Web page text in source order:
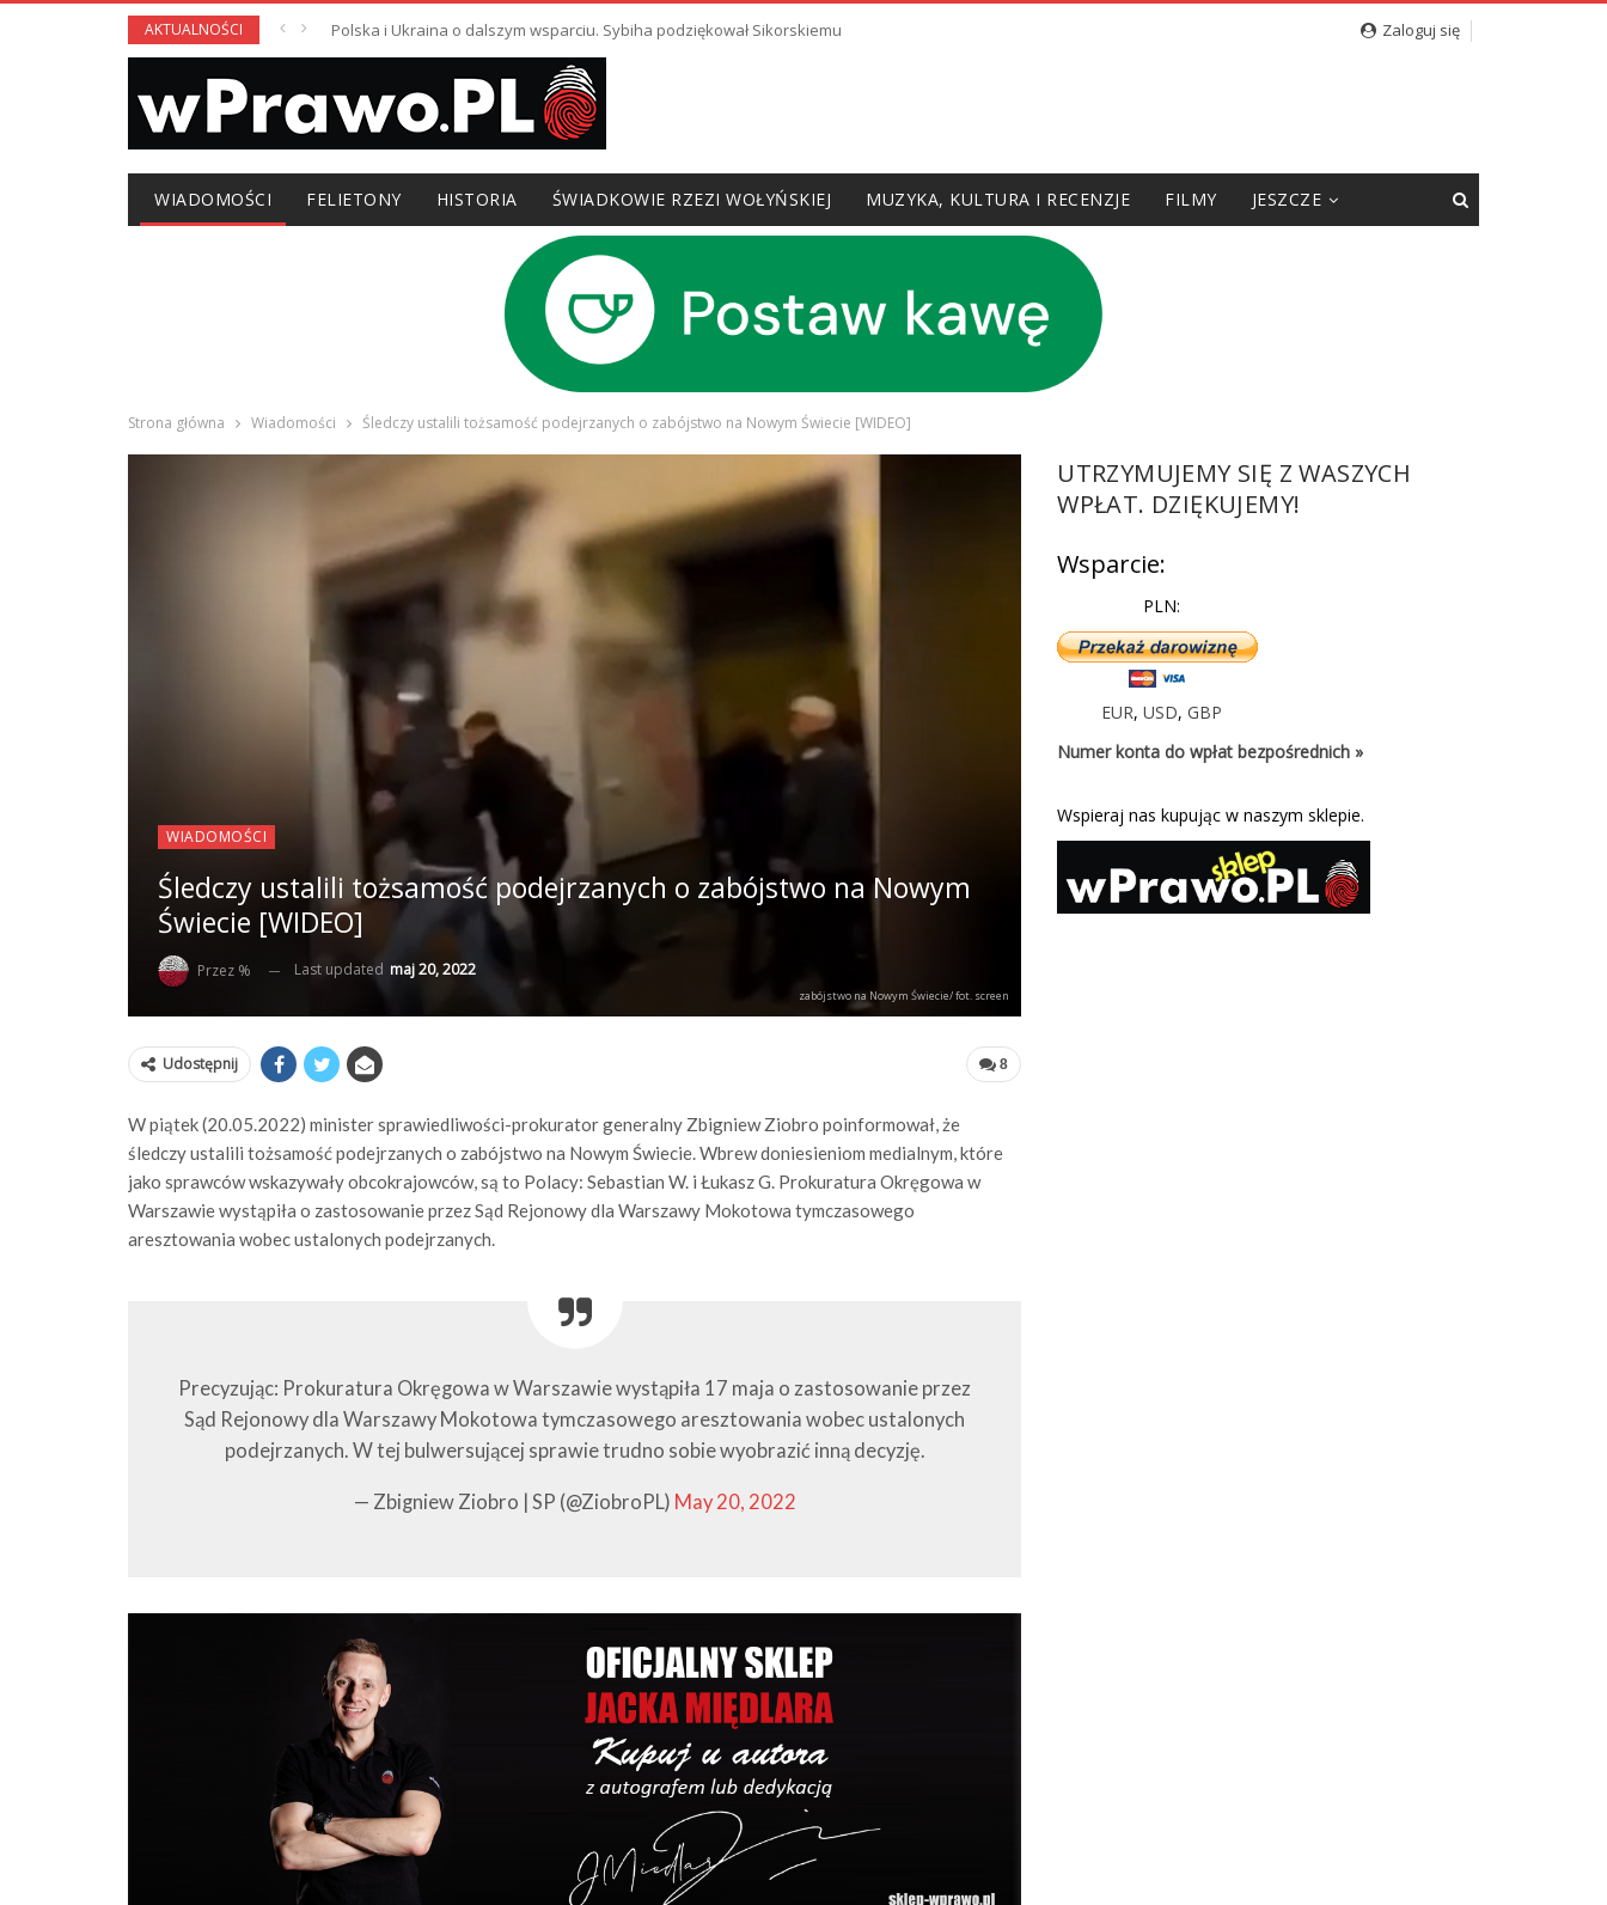
AKTUALNOŚCI Polska i Ukraina o dalszym wsparciu. Sybiha podziękował Sikorskiemu Zaloguj się
WIADOMOŚCI FELIETONY HISTORIA ŚWIADKOWIE RZEZI WOŁYŃSKIEJ MUZYKA, KULTURA I RECENZJE FILMY JESZCZE
Strona główna Wiadomości Śledczy ustalili tożsamość podejrzanych o zabójstwo na Nowym Świecie [WIDEO]
WIADOMOŚCI
Śledczy ustalili tożsamość podejrzanych o zabójstwo na Nowym
Świecie [WIDEO]
Przez % Last updated maj 20, 2022
zabójstwo na Nowym Świecie/ fot. screen
8
Udostępnij
W piątek (20.05.2022) minister sprawiedliwości-prokurator generalny Zbigniew Ziobro poinformował, że
śledczy ustalili tożsamość podejrzanych o zabójstwo na Nowym Świecie. Wbrew doniesieniom medialnym, które
jako sprawców wskazywały obcokrajowców, są to Polacy: Sebastian W. i Łukasz G. Prokuratura Okręgowa w
Warszawie wystąpiła o zastosowanie przez Sąd Rejonowy dla Warszawy Mokotowa tymczasowego
aresztowania wobec ustalonych podejrzanych.
Precyzując: Prokuratura Okręgowa w Warszawie wystąpiła 17 maja o zastosowanie przez
Sąd Rejonowy dla Warszawy Mokotowa tymczasowego aresztowania wobec ustalonych
podejrzanych. W tej bulwersującej sprawie trudno sobie wyobrazić inną decyzję.
— Zbigniew Ziobro | SP (@ZiobroPL) May 20, 2022
UTRZYMUJEMY SIĘ Z WASZYCH
WPŁAT. DZIĘKUJEMY!
Wsparcie:
PLN:
EUR,USD,GBP
Numer konta do wpłat bezpośrednich »
Wspieraj nas kupując w naszym sklepie.